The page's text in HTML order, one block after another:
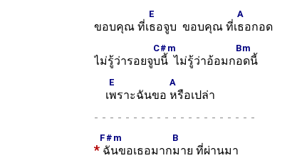
ขอบคุณ ที่เ
E
ธอจูบ ขอบคุณ ที่เ
A
ธอกอด
ไม่รู้ว่ารอยจู
C#m
บนี้ ไม่รู้ว่าอ้อมก
Bm
อดนี้
เ
E
พราะฉันขอ
A
หรือเปล่า
-
*
F#m
ฉันขอเธอมาก
B
มาย ที่ผ่านมา